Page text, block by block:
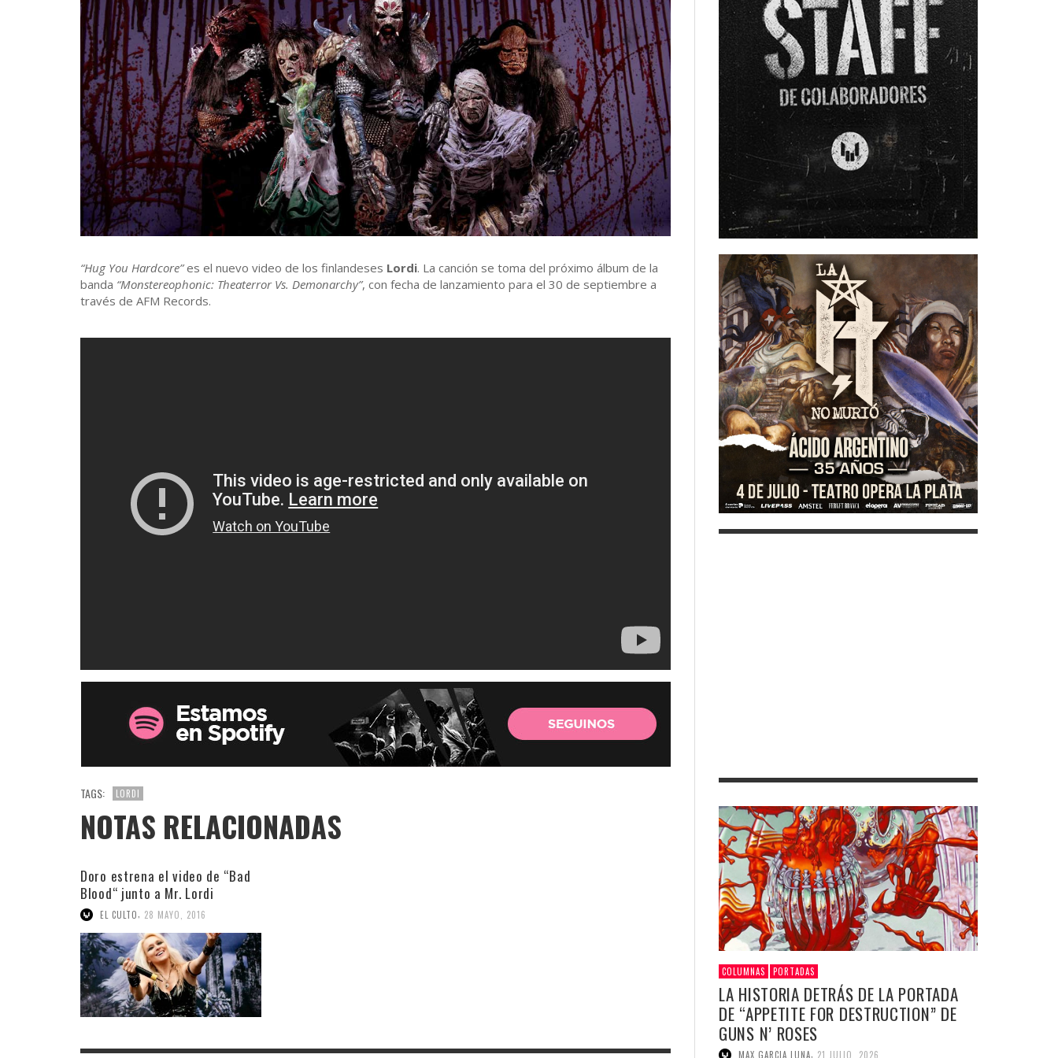
“Hug You Hardcore”es el nuevo video de los finlandeses Lordi. La canción se toma del próximo álbum de la
banda “Monstereophonic: Theaterror Vs. Demonarchy”, con fecha de lanzamiento para el 30 de septiembre a
través de AFM Records.
TAGS: LORDI
NOTAS RELACIONADAS
Doro estrena el video de “Bad
Blood“ junto a Mr. Lordi
EL CULTO 28 MAYO, 2016
COLUMNAS PORTADAS
LA HISTORIA DETRÁS DE LA PORTADA
DE “APPETITE FOR DESTRUCTION” DE
GUNS N’ ROSES
MAX GARCIA LUNA, 21 JULIO, 2026